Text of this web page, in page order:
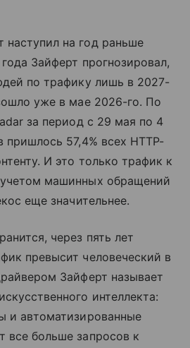
на год раньше
Зайферт прогнозировал,
по трафику лишь в 2027-
уже в мае 2026-го. По
за период с 29 мая по 4
57,4% всех HTTP-
И это только трафик к
машинных обращений
еще значительнее.
через пять лет
превысит человеческий в
Зайферт называет
интеллекта:
и автоматизированные
все больше запросов к